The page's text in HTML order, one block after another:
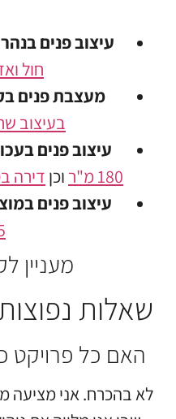
עיצוב פנים
חול
מעצבת פנים
בעיצוב שחור
עיצוב פנים
180 מ"ר
וכן דירה
עיצוב פנים
מעניין
שאלות
האם כל פרויקט
לא בהכרח. אני מציעה